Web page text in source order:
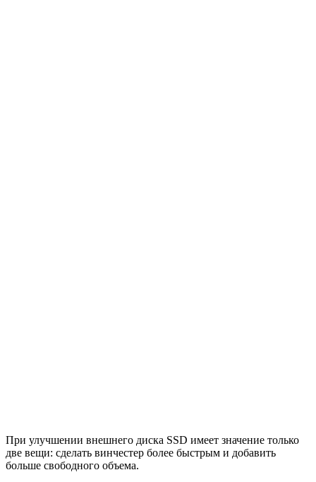
При улучшении внешнего диска SSD имеет значение только
две вещи: сделать винчестер более быстрым и добавить
больше свободного объема.